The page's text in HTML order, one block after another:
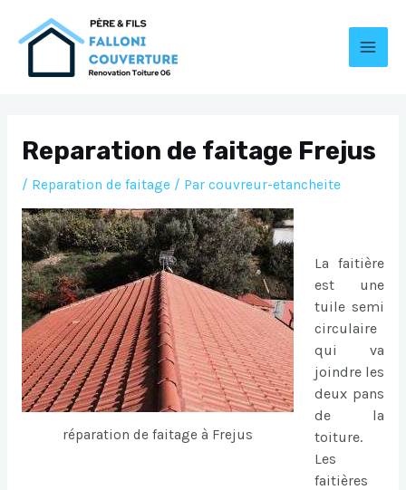
Reparation de faitage Frejus
/ Reparation de faitage/ Par couvreur-etancheite
réparation de faitage à Frejus
La faitière
est une
tuile semi
circulaire
qui va
joindre les
deux pans
de la
toiture.
Les
faitières